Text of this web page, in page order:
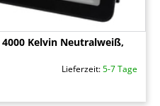
4000 Kelvin Neutralweiß,
Lieferzeit:5-7 Tage